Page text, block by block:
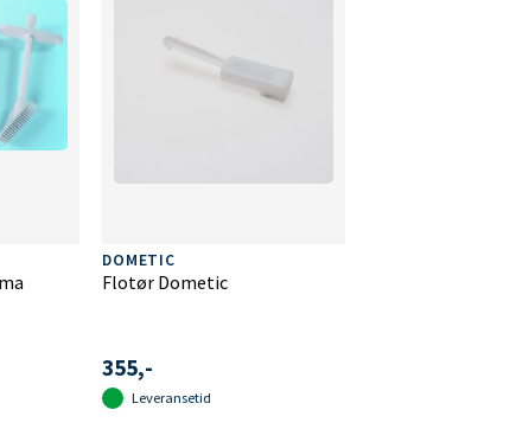
DOMETIC
Flotør Dometic
355,-
Leveransetid